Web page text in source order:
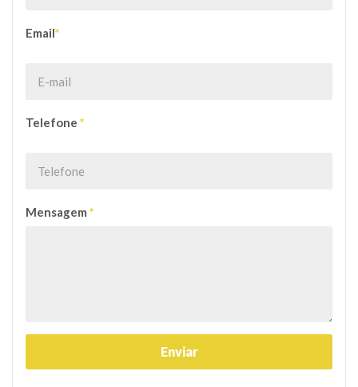
Email*
Telefone *
Mensagem *